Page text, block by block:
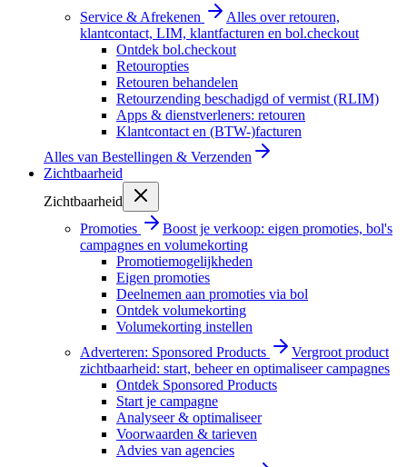
Service & Afrekenen
Alles over retouren,
klantcontact, LIM, klantfacturen en bol.checkout
Ontdek bol.checkout
Retouropties
Retouren behandelen
Retourzending beschadigd of vermist (RLIM)
Apps & dienstverleners: retouren
Klantcontact en (BTW-)facturen
Alles van Bestellingen & Verzenden
Zichtbaarheid
Zichtbaarheid
Promoties
Boost je verkoop: eigen promoties, bol's
campagnes en volumekorting
Promotiemogelijkheden
Eigen promoties
Deelnemen aan promoties via bol
Ontdek volumekorting
Volumekorting instellen
Adverteren: Sponsored Products
Vergroot product
zichtbaarheid: start, beheer en optimaliseer campagnes
Ontdek Sponsored Products
Start je campagne
Analyseer & optimaliseer
Voorwaarden & tarieven
Advies van agencies